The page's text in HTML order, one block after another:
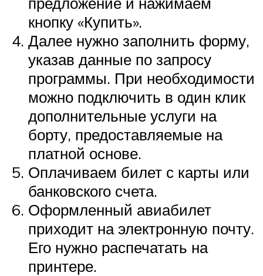
кнопку «Купить».
Далее нужно заполнить форму,
указав данные по запросу
программы. При необходимости
можно подключить в один клик
дополнительные услуги на
борту, предоставляемые на
платной основе.
Оплачиваем билет с карты или
банковского счета.
Оформленный авиабилет
приходит на электронную почту.
Его нужно распечатать на
принтере.